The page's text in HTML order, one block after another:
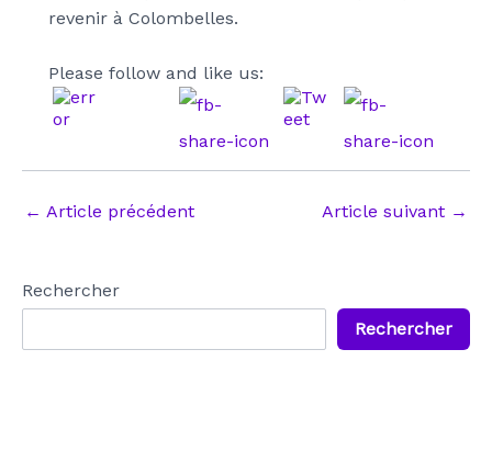
revenir à Colombelles.
Please follow and like us:
Navigation
← Article précédent Article suivant →
Rechercher
Rechercher